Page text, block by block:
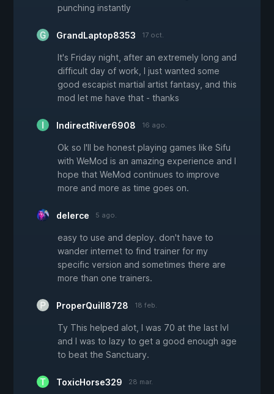
punching instantly
GrandLaptop8353 17 oct.
It's Friday night, after an extremely long and
difficult day of work, I just wanted some
good escapist martial artist fantasy, and this
mod let me have that - thanks
IndirectRiver6908 16 ago.
Ok so I'll be honest playing games like Sifu
with WeMod is an amazing experience and I
hope that WeMod continues to improve
more and more as time goes on.
delerce 5 ago.
easy to use and deploy. don't have to
wander internet to find trainer for my
specific version and sometimes there are
more than one trainers.
ProperQuill8728 18 feb.
Ty This helped alot, I was 70 at the last lvl
and I was to lazy to get a good enough age
to beat the Sanctuary.
ToxicHorse329 28 mar.